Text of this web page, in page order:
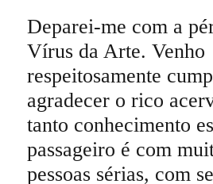
Deparei-me com a
Vírus da Arte. Venho
respeitosamente
agradecer o rico
tanto conhecimento
passageiro é com
pessoas sérias, com